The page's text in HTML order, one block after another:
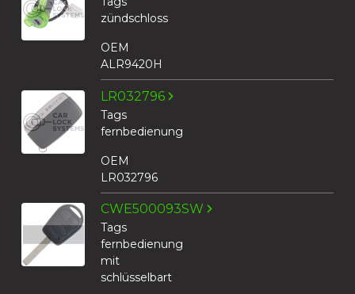
zündschloss
OEM
ALR9420H
LR032796
Tags
fernbedienung
OEM
LR032796
CWE500093SW
Tags
fernbedienung
mit
schlüsselbart